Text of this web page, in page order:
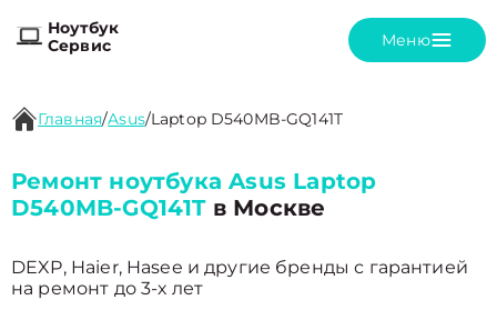
Ноутбук
Сервис
Меню
Главная/Asus/Laptop D540MB-GQ141T
Ремонт ноутбука Asus Laptop
D540MB-GQ141Tв Москве
DEXP, Haier, Hasee и другие бренды с гарантией
на ремонт до 3-х лет